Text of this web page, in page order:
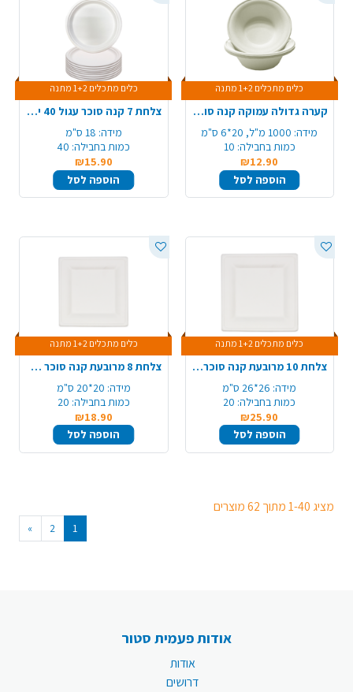
כלים מתכלים 1+2 מתנה
קערה גדולה עמוקה קנה סוכר 10 יח' - לבן
מידה: 1000 מ"ל, 20*6 ס"מ
כמות בחבילה: 10
₪12.90
הוספה לסל
כלים מתכלים 1+2 מתנה
צלחת 7 קנה סוכר עגול 40 יח' - לבן
מידה: 18 ס"מ
כמות בחבילה: 40
₪15.90
הוספה לסל
כלים מתכלים 1+2 מתנה
צלחת 10 מרובעת קנה סוכר 20 יח' - גדול
מידה: 26*26 ס"מ
כמות בחבילה: 20
₪25.90
הוספה לסל
כלים מתכלים 1+2 מתנה
צלחת 8 מרובעת קנה סוכר 20 יח' - בינוני
מידה: 20*20 ס"מ
כמות בחבילה: 20
₪18.90
הוספה לסל
מציג 1-40 מתוך 62 מוצרים
1
2
»
אודות פעמית סטור
אודות
דרושים